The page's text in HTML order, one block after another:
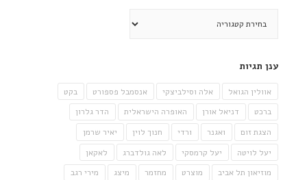
ענן תגיות
אוולין הגואל אלה וסילביצקי אנסמבל פספורט
בקט
ברכט
דניאל אורן האופרה הישראלית
הדר גלרון
הצגת זום
ואגנר ורדי חנוך לוין
יאיר שרמן
יעל לויטה
יעל קרמסקי לאה גולדברג
לאקאן
מוזיאון תל אביב
מוצרט מחזמר מיצג
מירי רגב